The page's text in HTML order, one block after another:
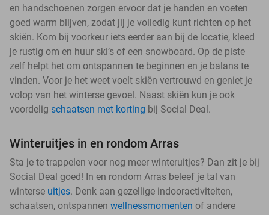
en handschoenen zorgen ervoor dat je handen en voeten
goed warm blijven, zodat jij je volledig kunt richten op het
skiën. Kom bij voorkeur iets eerder aan bij de locatie, kleed
je rustig om en huur ski’s of een snowboard. Op de piste
zelf helpt het om ontspannen te beginnen en je balans te
vinden. Voor je het weet voelt skiën vertrouwd en geniet je
volop van het winterse gevoel. Naast skiën kun je ook
voordelig schaatsen met korting bij Social Deal.
Winteruitjes in en rondom Arras
Sta je te trappelen voor nog meer winteruitjes? Dan zit je bij
Social Deal goed! In en rondom Arras beleef je tal van
winterse uitjes. Denk aan gezellige indooractiviteiten,
schaatsen, ontspannen wellnessmomenten of andere